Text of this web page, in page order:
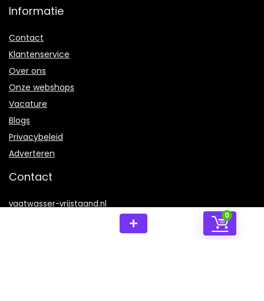
0
Informatie
Contact
Klantenservice
Over ons
Onze webshops
Vacature
Blogs
Privacybeleid
Adverteren
Contact
vaatwasser-vrijstaand.nl
Postadres: Lakenvelder 3 5507KV Veldhoven Nederland